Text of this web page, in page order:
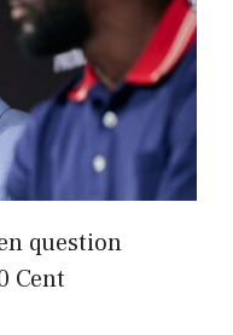
question
Cent